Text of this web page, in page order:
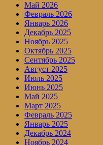
Май 2026
Февраль 2026
Январь 2026
Декабрь 2025
Ноябрь 2025
Октябрь 2025
Сентябрь 2025
Август 2025
Июль 2025
Июнь 2025
Май 2025
Март 2025
Февраль 2025
Январь 2025
Декабрь 2024
Ноябрь 2024